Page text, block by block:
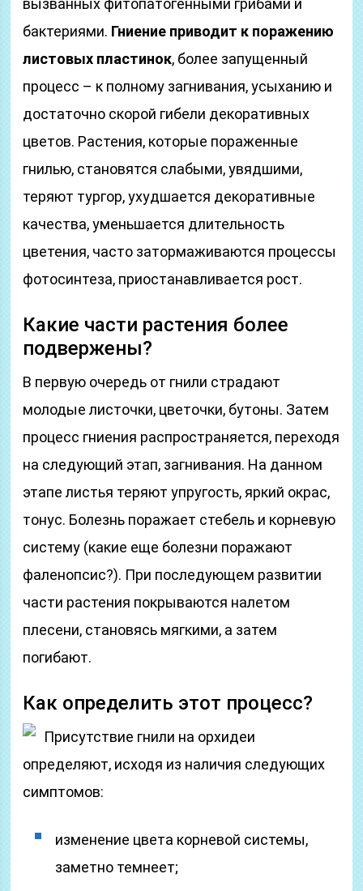
вызванных фитопатогенными грибами и
бактериями. Гниение приводит к поражению
листовых пластинок, более запущенный
процесс – к полному загнивания, усыханию и
достаточно скорой гибели декоративных
цветов. Растения, которые пораженные
гнилью, становятся слабыми, увядшими,
теряют тургор, ухудшается декоративные
качества, уменьшается длительность
цветения, часто затормаживаются процессы
фотосинтеза, приостанавливается рост.
Какие части растения более
подвержены?
В первую очередь от гнили страдают
молодые листочки, цветочки, бутоны. Затем
процесс гниения распространяется, переходя
на следующий этап, загнивания. На данном
этапе листья теряют упругость, яркий окрас,
тонус. Болезнь поражает стебель и корневую
систему (какие еще болезни поражают
фаленопсис?). При последующем развитии
части растения покрываются налетом
плесени, становясь мягкими, а затем
погибают.
Как определить этот процесс?
Присутствие гнили на орхидеи
определяют, исходя из наличия следующих
симптомов:
изменение цвета корневой системы,
заметно темнеет;